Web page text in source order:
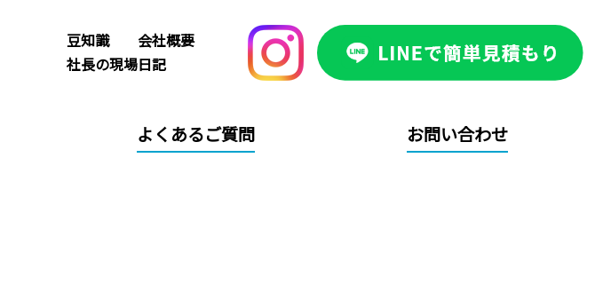
豆知識
会社概要
社長の現場日記
よくあるご質問 お問い合わせ